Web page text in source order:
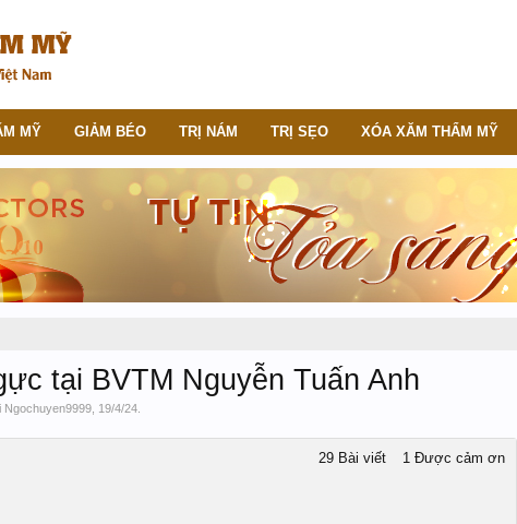
tại BVTM Nguyễn Tuấn Anh
Ngochuyen9999 19/4/24
29 Bài viết 1 Được cảm ơn
MỸ GIẢM BÉO TRỊ NÁM TRỊ SẸO XÓA XĂM THẨM MỸ